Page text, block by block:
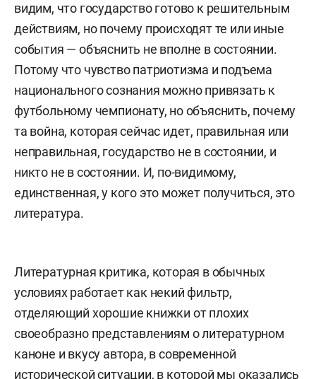
видим, что государство готово к решительным
действиям, но почему происходят те или иные
события — объяснить не вполне в состоянии.
Потому что чувство патриотизма и подъема
национального сознания можно привязать к
футбольному чемпионату, но объяснить, почему
та война, которая сейчас идет, правильная или
неправильная, государство не в состоянии, и
никто не в состоянии. И, по-видимому,
единственная, у кого это может получиться, это
литература.
Литературная критика, которая в обычных
условиях работает как некий фильтр,
отделяющий хорошие книжки от плохих
своеобразно представлениям о литературном
каноне и вкусу автора, в современной
исторической ситуации, в которой мы оказались